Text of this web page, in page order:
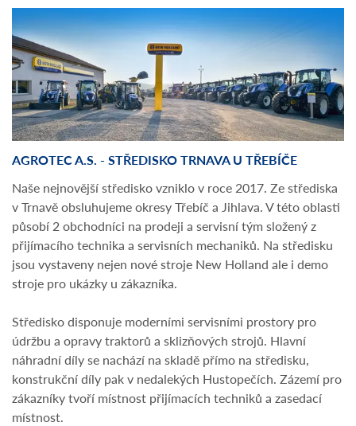
AGROTEC A.S. - STŘEDISKO TRNAVA U TŘEBÍČE
Naše nejnovější středisko vzniklo v roce 2017. Ze střediska
v Trnavě obsluhujeme okresy Třebíč a Jihlava. V této oblasti
působí 2 obchodníci na prodeji a servisní tým složený z
přijímacího technika a servisních mechaniků. Na středisku
jsou vystaveny nejen nové stroje New Holland ale i demo
stroje pro ukázky u zákazníka.
Středisko disponuje moderními servisními prostory pro
údržbu a opravy traktorů a sklizňových strojů. Hlavní
náhradní díly se nachází na skladě přímo na středisku,
konstrukční díly pak v nedalekých Hustopečích. Zázemí pro
zákazníky tvoří místnost přijímacích techniků a zasedací
místnost.